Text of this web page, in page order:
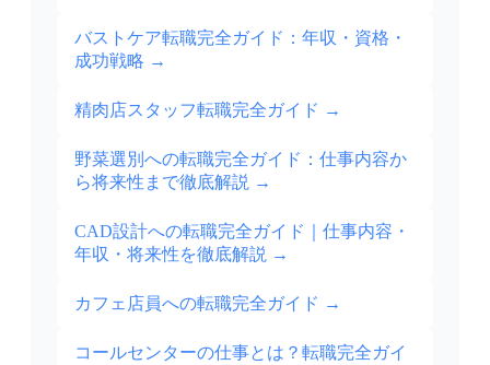
バストケア転職完全ガイド：年収・資格・
成功戦略 →
精肉店スタッフ転職完全ガイド →
野菜選別への転職完全ガイド：仕事内容か
ら将来性まで徹底解説 →
CAD設計への転職完全ガイド｜仕事内容・
年収・将来性を徹底解説 →
カフェ店員への転職完全ガイド →
コールセンターの仕事とは？転職完全ガイ